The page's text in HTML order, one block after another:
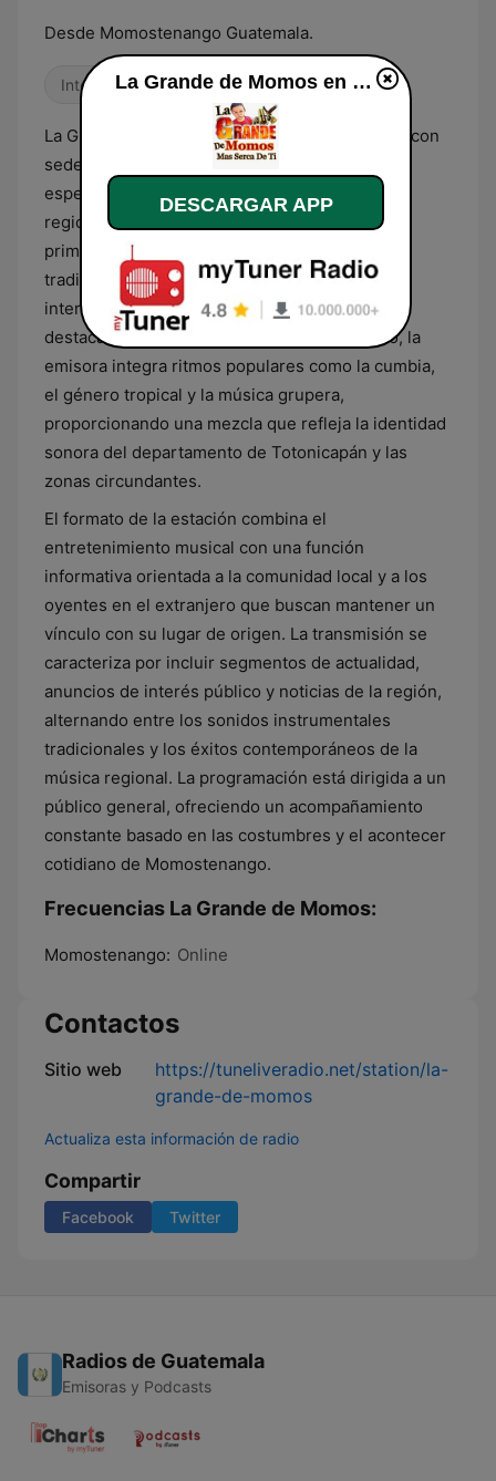
Desde Momostenango Guatemala.
Internacional Años 90 Electrónica
La Grande de Momos es una estación de radio con
sede en Momostenango, Guatemala, que se
especializa en una programación de carácter
regional y cultural. Su oferta sonora se centra
primordialmente en la difusión de música
tradicional guatemalteca, donde las
interpretaciones de marimba ocupan un lugar
destacado. Además de este género folclórico, la
emisora integra ritmos populares como la cumbia,
el género tropical y la música grupera,
proporcionando una mezcla que refleja la identidad
sonora del departamento de Totonicapán y las
zonas circundantes.
El formato de la estación combina el
entretenimiento musical con una función
informativa orientada a la comunidad local y a los
oyentes en el extranjero que buscan mantener un
vínculo con su lugar de origen. La transmisión se
caracteriza por incluir segmentos de actualidad,
anuncios de interés público y noticias de la región,
alternando entre los sonidos instrumentales
tradicionales y los éxitos contemporáneos de la
música regional. La programación está dirigida a un
público general, ofreciendo un acompañamiento
constante basado en las costumbres y el acontecer
cotidiano de Momostenango.
Frecuencias La Grande de Momos:
Momostenango: Online
Contactos
Sitio web
https://tuneliveradio.net/station/la-
grande-de-momos
Actualiza esta información de radio
Compartir
Facebook Twitter
Radios de Guatemala
Emisoras y Podcasts
La Grande de Momos en línea
DESCARGAR APP